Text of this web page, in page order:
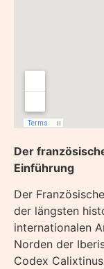
Der
Einführung
Der
der längsten
internationalen
Norden der
Codex